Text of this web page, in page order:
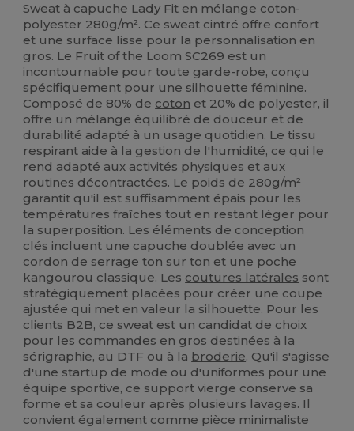
Sweat à capuche Lady Fit en mélange coton-
polyester 280g/m². Ce sweat cintré offre confort
et une surface lisse pour la personnalisation en
gros. Le Fruit of the Loom SC269 est un
incontournable pour toute garde-robe, conçu
spécifiquement pour une silhouette féminine.
Composé de 80% de coton et 20% de polyester, il
offre un mélange équilibré de douceur et de
durabilité adapté à un usage quotidien. Le tissu
respirant aide à la gestion de l'humidité, ce qui le
rend adapté aux activités physiques et aux
routines décontractées. Le poids de 280g/m²
garantit qu'il est suffisamment épais pour les
températures fraîches tout en restant léger pour
la superposition. Les éléments de conception
clés incluent une capuche doublée avec un
cordon de serrage ton sur ton et une poche
kangourou classique. Les coutures latérales sont
stratégiquement placées pour créer une coupe
ajustée qui met en valeur la silhouette. Pour les
clients B2B, ce sweat est un candidat de choix
pour les commandes en gros destinées à la
sérigraphie, au DTF ou à la broderie. Qu'il s'agisse
d'une startup de mode ou d'uniformes pour une
équipe sportive, ce support vierge conserve sa
forme et sa couleur après plusieurs lavages. Il
convient également comme pièce minimaliste